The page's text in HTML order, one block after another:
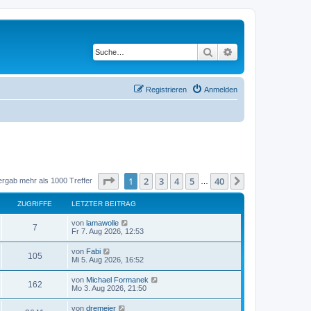
Suche
Anmelden
Registrieren
mehr als 1000 Treffer Seite von40
1 2 3 4 5 40
ZUGRIFFE LETZTER BEITRAG
7Z
u
r
i
L
e
t
e
r
B
e
i
t
von lamawolle
Fr 7. Aug 2026, 12:53
105Z
u
L
e
t
e
r
B
von Fabi
Mi 5. Aug 2026, 16:52
162Z
u
L
e
von Michael Formanek
Mo 3. Aug 2026, 21:50
L
von dremeier